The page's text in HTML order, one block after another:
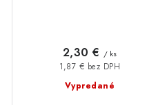
Vypredané
1,87 € bez DPH
2,30 € / ks